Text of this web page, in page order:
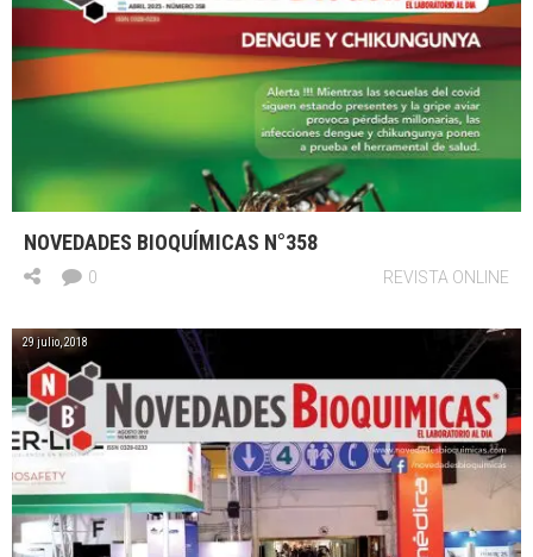
NOVEDADES BIOQUÍMICAS N°358
REVISTA ONLINE
0
29 julio, 2018